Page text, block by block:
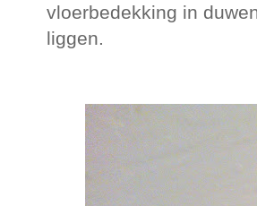
vloerbedekking in
liggen.